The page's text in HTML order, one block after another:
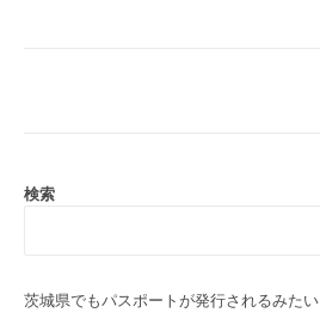
検索
茨城県でもパスポートが発行されるみたい